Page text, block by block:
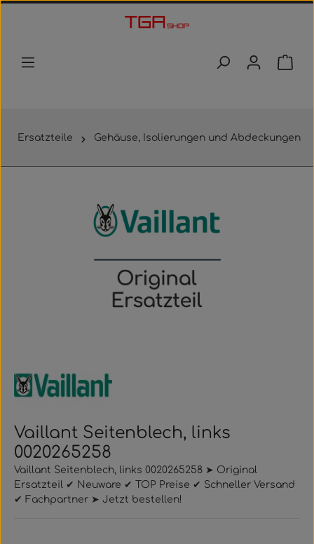
Zum Hauptinhalt springen
Ersatzteile Gehäuse, Isolierungen und Abdeckungen
Vaillant Seitenblech, links
0020265258
Vaillant Seitenblech, links 0020265258 ➤ Original
Ersatzteil ✔ Neuware ✔ TOP Preise ✔ Schneller Versand
✔ Fachpartner ➤ Jetzt bestellen!